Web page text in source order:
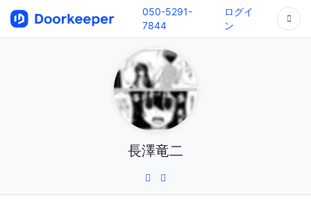
050-5291-
7844
ログイ
ン
長澤竜二